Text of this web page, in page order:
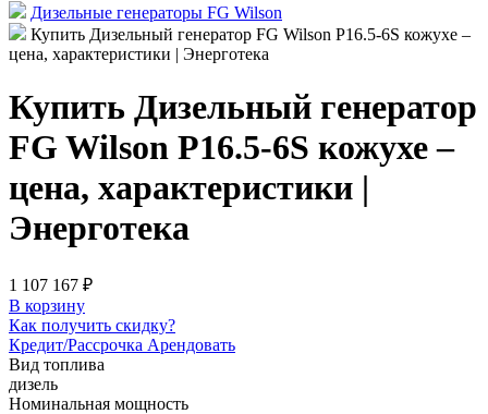
Дизельные генераторы FG Wilson
Купить Дизельный генератор FG Wilson P16.5-6S кожухе –
цена, характеристики | Энерготека
Купить Дизельный генератор
FG Wilson P16.5-6S кожухе –
цена, характеристики |
Энерготека
1 107 167 ₽
В корзину
Как получить скидку?
Кредит/Рассрочка Арендовать
Вид топлива
дизель
Номинальная мощность